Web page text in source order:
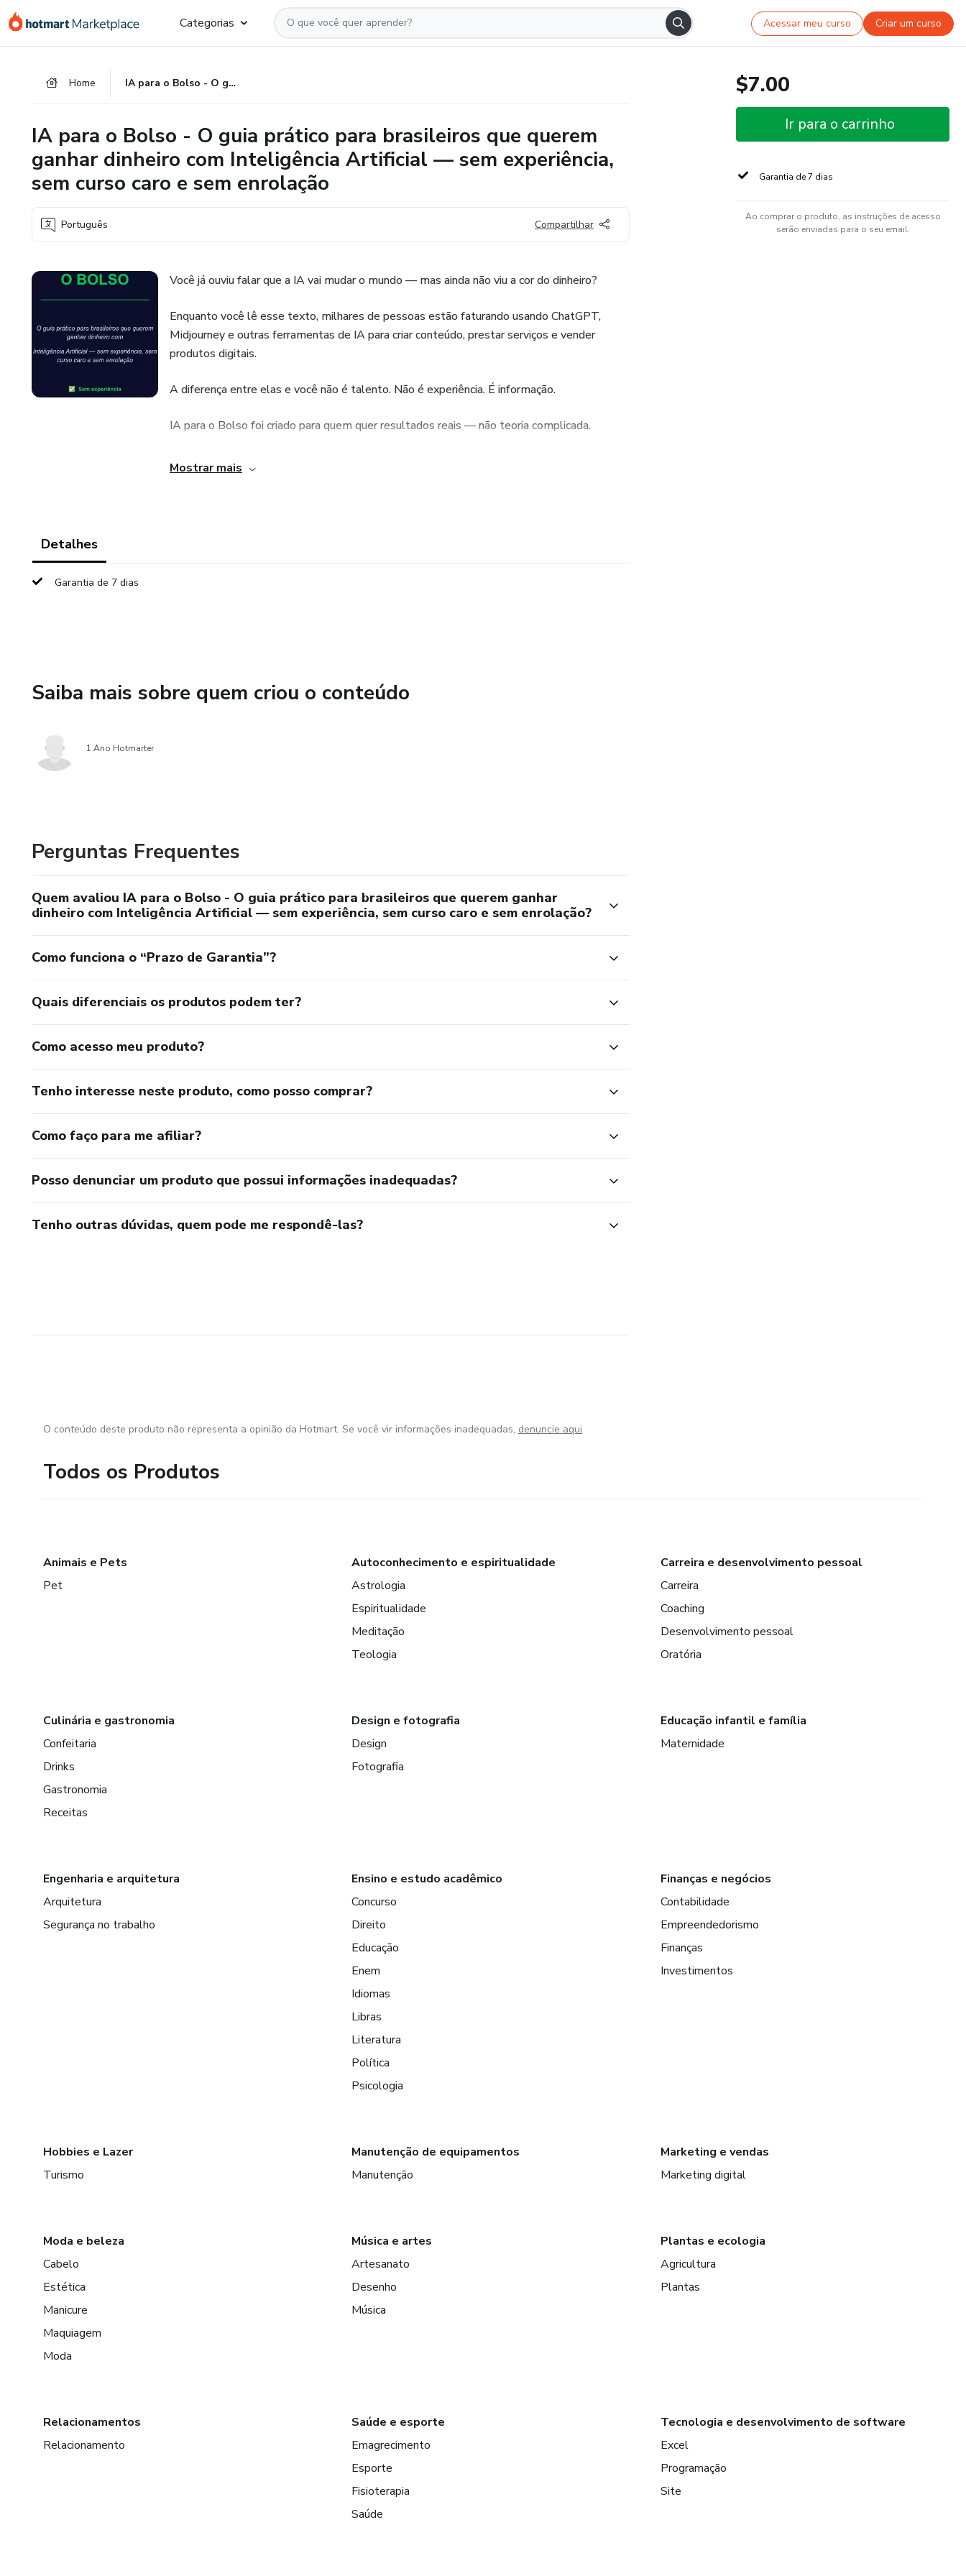
para
para
para
Categorias Acessar meu curso Criar um curso
Home IA para o Bolso - O guia prático para brasileiros que querem ganhar dinheiro com Inteligência Artificial — sem experiência, sem curso caro e sem enrolação
IA para o Bolso - O guia prático para brasileiros que querem
ganhar dinheiro com Inteligência Artificial — sem experiência,
sem curso caro e sem enrolação
Português Compartilhar
Você já ouviu falar que a IA vai mudar o mundo — mas ainda não viu a cor do dinheiro?
Enquanto você lê esse texto, milhares de pessoas estão faturando usando ChatGPT,
Midjourney e outras ferramentas de IA para criar conteúdo, prestar serviços e vender
produtos digitais.
A diferença entre elas e você não é talento. Não é experiência. É informação.
IA para o Bolso foi criado para quem quer resultados reais — não teoria complicada.
Neste eBook você vai descobrir:
Mostrar mais
Detalhes
Garantia de 7 dias
Saiba mais sobre quem criou o conteúdo
1 Ano Hotmarter
Perguntas Frequentes
Quem avaliou IA para o Bolso - O guia prático para brasileiros que querem ganhar
dinheiro com Inteligência Artificial — sem experiência, sem curso caro e sem enrolação?
Como funciona o “Prazo de Garantia”?
Quais diferenciais os produtos podem ter?
Como acesso meu produto?
Tenho interesse neste produto, como posso comprar?
Como faço para me afiliar?
Posso denunciar um produto que possui informações inadequadas?
Tenho outras dúvidas, quem pode me respondê-las?
$7.00
Ir para o carrinho
Garantia de 7 dias
Ao comprar o produto, as instruções de acesso
serão enviadas para o seu email.
O conteúdo deste produto não representa a opinião da Hotmart. Se você vir informações inadequadas, denuncie aqui
Todos os Produtos
Animais e Pets
Pet
Autoconhecimento e espiritualidade
Astrologia
Espiritualidade
Meditação
Teologia
Carreira e desenvolvimento pessoal
Carreira
Coaching
Desenvolvimento pessoal
Oratória
Culinária e gastronomia
Confeitaria
Drinks
Gastronomia
Receitas
Design e fotografia
Design
Fotografia
Educação infantil e família
Maternidade
Engenharia e arquitetura
Arquitetura
Segurança no trabalho
Ensino e estudo acadêmico
Concurso
Direito
Educação
Enem
Idiomas
Libras
Literatura
Política
Psicologia
Finanças e negócios
Contabilidade
Empreendedorismo
Finanças
Investimentos
Hobbies e Lazer
Turismo
Manutenção de equipamentos
Manutenção
Marketing e vendas
Marketing digital
Moda e beleza
Cabelo
Estética
Manicure
Maquiagem
Moda
Música e artes
Artesanato
Desenho
Música
Plantas e ecologia
Agricultura
Plantas
Relacionamentos
Relacionamento
Saúde e esporte
Emagrecimento
Esporte
Fisioterapia
Saúde
Tecnologia e desenvolvimento de software
Excel
Programação
Site